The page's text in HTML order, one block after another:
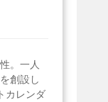
。一人
創設し
カレンダ